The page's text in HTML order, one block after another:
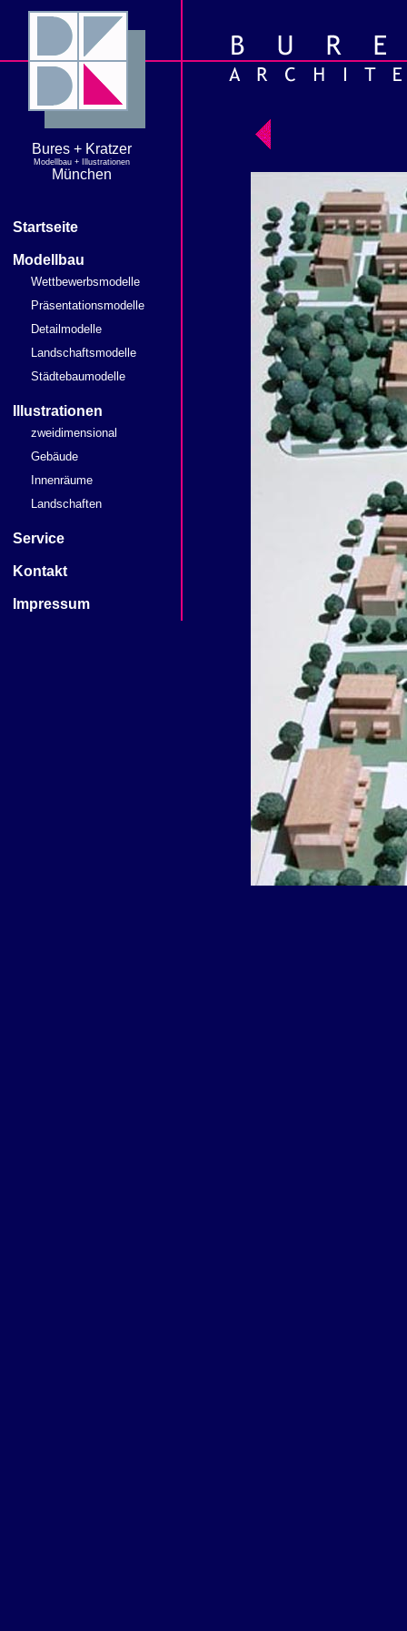
Bures + Kratzer
Modellbau + Illustrationen
München
Startseite
Modellbau
Wettbewerbsmodelle
Präsentationsmodelle
Detailmodelle
Landschaftsmodelle
Städtebaumodelle
Illustrationen
zweidimensional
Gebäude
Innenräume
Landschaften
Service
Kontakt
Impressum